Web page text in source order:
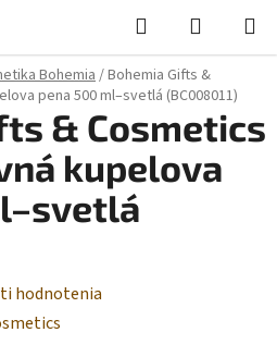
Hľadať
KOŠÍK
Bohemia/Bohemia Gifts &
pena 500 ml–svetlá (BC008011)
& Cosmetics
kupelova
hodnotenia